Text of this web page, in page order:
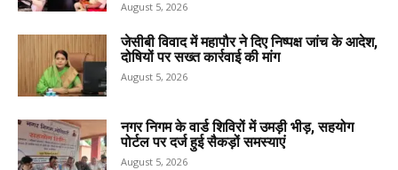
August 5, 2026
जेसीबी विवाद में महापौर ने दिए निष्पक्ष जांच के आदेश,
दोषियों पर सख्त कार्रवाई की मांग
August 5, 2026
नगर निगम के वार्ड शिविरों में उमड़ी भीड़, सहयोग
पोर्टल पर दर्ज हुई सैकड़ों समस्याएं
August 5, 2026